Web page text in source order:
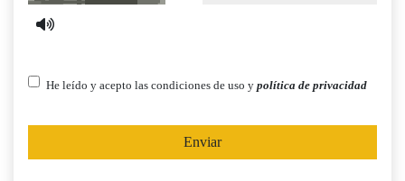
He leído y acepto las condiciones de uso y política de privacidad
Enviar